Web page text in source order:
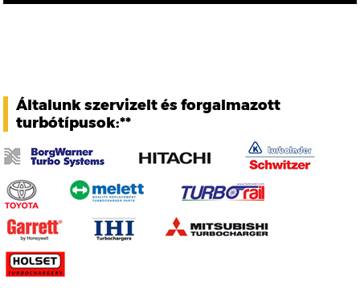
Általunk szervizelt és forgalmazott
turbótípusok:**